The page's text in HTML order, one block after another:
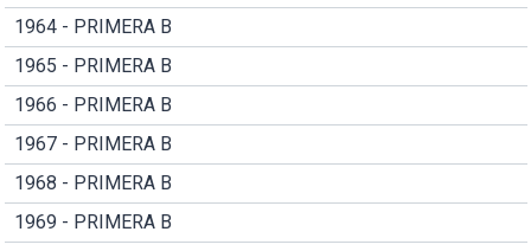
1964 - PRIMERA B
1965 - PRIMERA B
1966 - PRIMERA B
1967 - PRIMERA B
1968 - PRIMERA B
1969 - PRIMERA B